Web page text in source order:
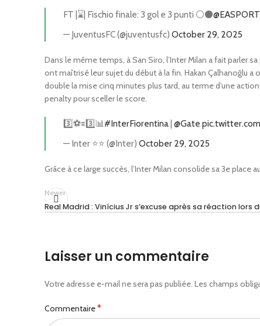
FT |⌛️| Fischio finale: 3 gol e 3 punti ⚪️⚫️
— JuventusFC (@juventusfc) October 29, 2025
Dans le même temps, à San Siro, l’Inter Milan a fait parler
ont maîtrisé leur sujet du début à la fin. Hakan Çalhanoğlu a
double la mise cinq minutes plus tard, au terme d’une
penalty pour sceller le score.
3️⃣⚽🟰3️⃣📊#InterFiorentina| @Gate
— Inter ⭐⭐ (@Inter) October 29, 2025
Grâce à ce large succès, l’Inter Milan consolide sa 3e
Newer
Real Madrid : Vinícius Jr s’excuse après sa réaction lors
Laisser un commentaire
Votre adresse e-mail ne sera pas publiée. Les champs
Commentaire*